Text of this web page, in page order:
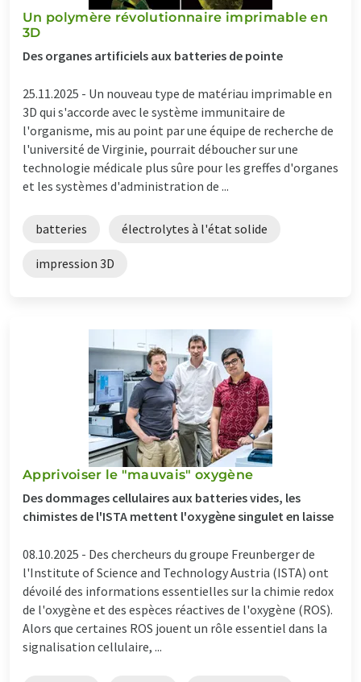
Un polymère révolutionnaire imprimable en
3D
Des organes artificiels aux batteries de pointe
25.11.2025 - Un nouveau type de matériau imprimable en
3D qui s'accorde avec le système immunitaire de
l'organisme, mis au point par une équipe de recherche de
l'université de Virginie, pourrait déboucher sur une
technologie médicale plus sûre pour les greffes d'organes
et les systèmes d'administration de ...
batteries électrolytes à l'état solide
impression 3D
Apprivoiser le "mauvais" oxygène
Des dommages cellulaires aux batteries vides, les
chimistes de l'ISTA mettent l'oxygène singulet en laisse
08.10.2025 - Des chercheurs du groupe Freunberger de
l'Institute of Science and Technology Austria (ISTA) ont
dévoilé des informations essentielles sur la chimie redox
de l'oxygène et des espèces réactives de l'oxygène (ROS).
Alors que certaines ROS jouent un rôle essentiel dans la
signalisation cellulaire, ...